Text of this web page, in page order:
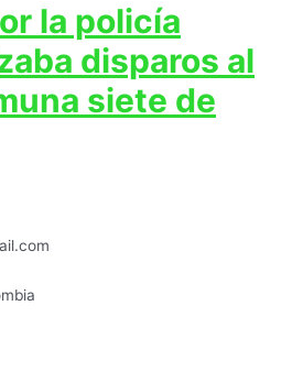
la policía
disparos al
siete de